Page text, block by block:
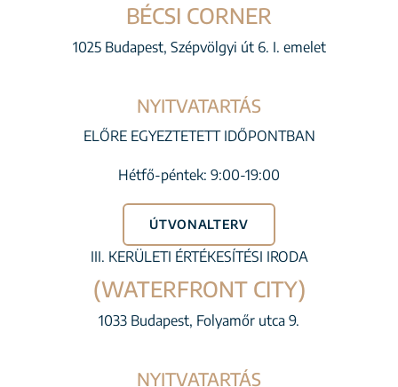
BÉCSI CORNER
1025 Budapest, Szépvölgyi út 6. I. emelet
NYITVATARTÁS
ELŐRE EGYEZTETETT IDŐPONTBAN
Hétfő-péntek: 9:00-19:00
ÚTVONALTERV
III. KERÜLETI ÉRTÉKESÍTÉSI IRODA
(WATERFRONT CITY)
1033 Budapest, Folyamőr utca 9.
NYITVATARTÁS